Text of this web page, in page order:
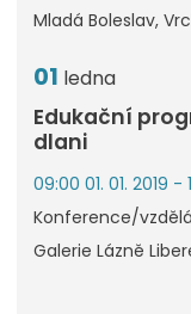
Mladá Boleslav,
01 ledna
Edukační
dlani
09:00 01. 01. 2019 -
Konference/
Galerie Lázně